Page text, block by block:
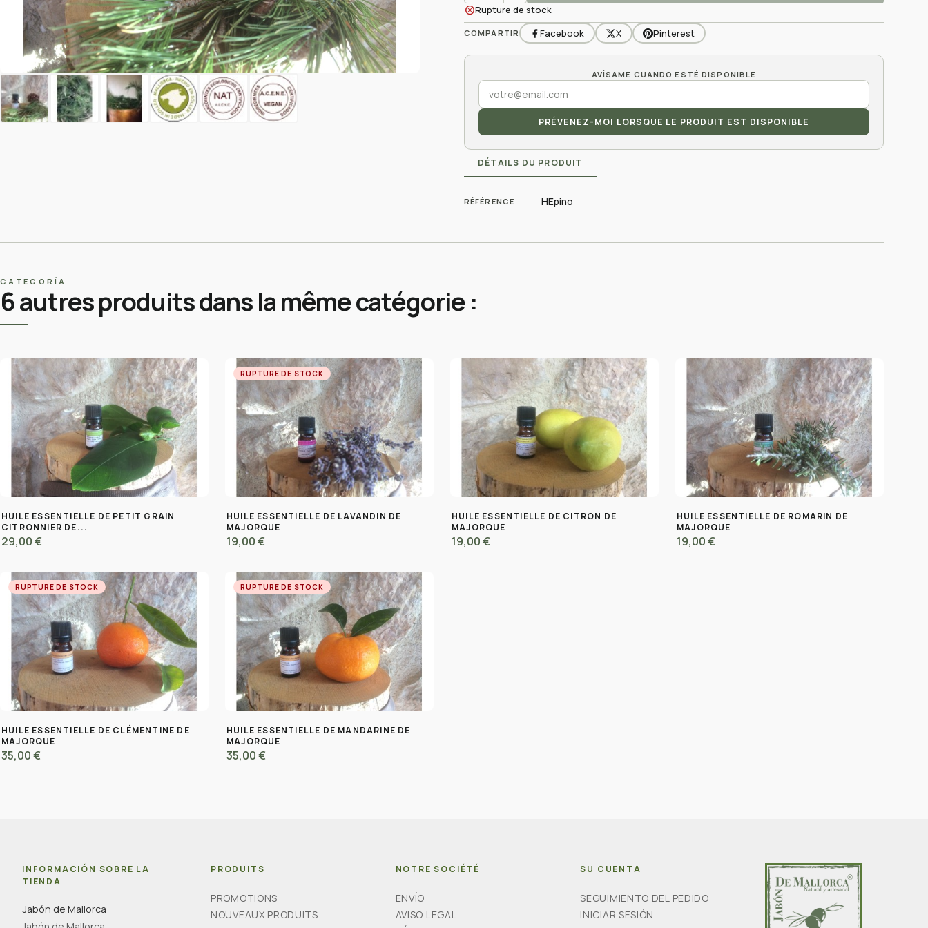
cancelRupture de stock
COMPARTIR Facebook X Pinterest
PRÉVENEZ-MOI LORSQUE LE PRODUIT EST DISPONIBLE
DÉTAILS DU PRODUIT
RÉFÉRENCE HEpino
CATEGORÍA
6 autres produits dans la même catégorie :
HUILE ESSENTIELLE DE PETIT GRAIN
CITRONNIER DE...
29,00 €
RUPTURE DE STOCK
HUILE ESSENTIELLE DE LAVANDIN DE
MAJORQUE
19,00 €
HUILE ESSENTIELLE DE CITRON DE
MAJORQUE
19,00 €
HUILE ESSENTIELLE DE ROMARIN DE
MAJORQUE
19,00 €
RUPTURE DE STOCK
HUILE ESSENTIELLE DE CLÉMENTINE DE
MAJORQUE
35,00 €
RUPTURE DE STOCK
HUILE ESSENTIELLE DE MANDARINE DE
MAJORQUE
35,00 €
INFORMACIÓN SOBRE LA
TIENDA
Jabón de Mallorca
PRODUITS
PROMOTIONS
NOUVEAUX PRODUITS
NOTRE SOCIÉTÉ
ENVÍO
AVISO LEGAL
SU CUENTA
SEGUIMIENTO DEL PEDIDO
INICIAR SESIÓN